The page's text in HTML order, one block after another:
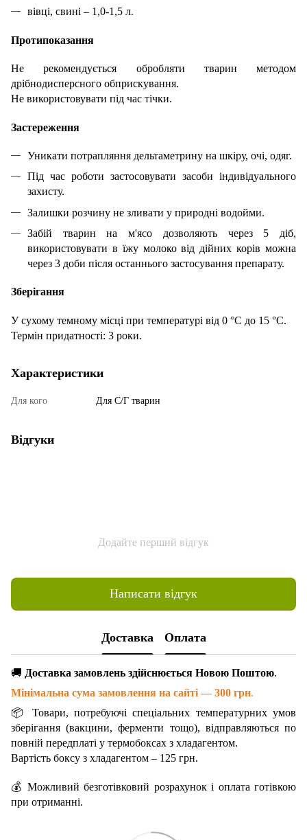
вівці, свині – 1,0-1,5 л.
Протипоказання
Не рекомендується обробляти тварин методом
дрібнодисперсного обприскування.
Не використовувати під час тічки.
Застереження
Уникати потрапляння дельтаметрину на шкіру, очі, одяг.
Під час роботи застосовувати засоби індивідуального
захисту.
Залишки розчину не зливати у природні водойми.
Забій тварин на м'ясо дозволяють через 5 діб,
використовувати в їжу молоко від дійних корів можна
через 3 доби після останнього застосування препарату.
Зберігання
У сухому темному місці при температурі від 0 °С до 15 °С.
Термін придатності: 3 роки.
Характеристики
Для кого Для С/Г тварин
Відгуки
Додайте перший відгук
Написати відгук
Доставка Оплата
🚚 Доставка замовлень здійснюється Новою Поштою.
Мінімальна сума замовлення на сайті — 300 грн.
📦 Товари, потребуючі спеціальних температурних умов
зберігання (вакцини, ферменти тощо), відправляються по
повній передплаті у термобоксах з хладагентом.
Вартість боксу з хладагентом – 125 грн.
💰 Можливий безготівковий розрахунок і оплата готівкою
при отриманні.